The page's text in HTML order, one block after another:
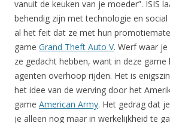
vanuit de keuken van je moeder”. ISIS
behendig zijn met technologie en
al het feit dat ze met hun
game Grand Theft Auto V. Werf waar
ze gedacht hebben, want in deze
agenten overhoop rijden. Het is
het idee van de werving door het
game American Army. Het gedrag dat
je alleen nog maar in werkelijkheid te